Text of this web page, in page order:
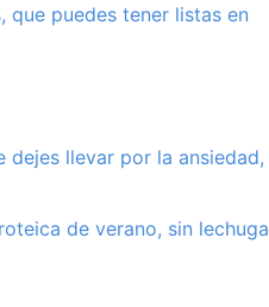
que puedes tener listas en
dejes llevar por la ansiedad,
de verano, sin lechuga